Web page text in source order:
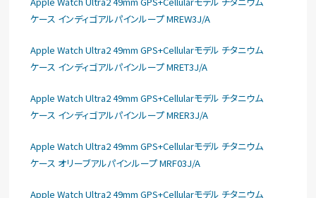
ケース インディゴアルパインループ MREW3J/A
Apple Watch Ultra2 49mm GPS+Cellularモデル チタニウム
ケース インディゴアルパインループ MRET3J/A
Apple Watch Ultra2 49mm GPS+Cellularモデル チタニウム
ケース インディゴアルパインループ MRER3J/A
Apple Watch Ultra2 49mm GPS+Cellularモデル チタニウム
ケース オリーブアルパインループ MRF03J/A
Apple Watch Ultra2 49mm GPS+Cellularモデル チタニウム